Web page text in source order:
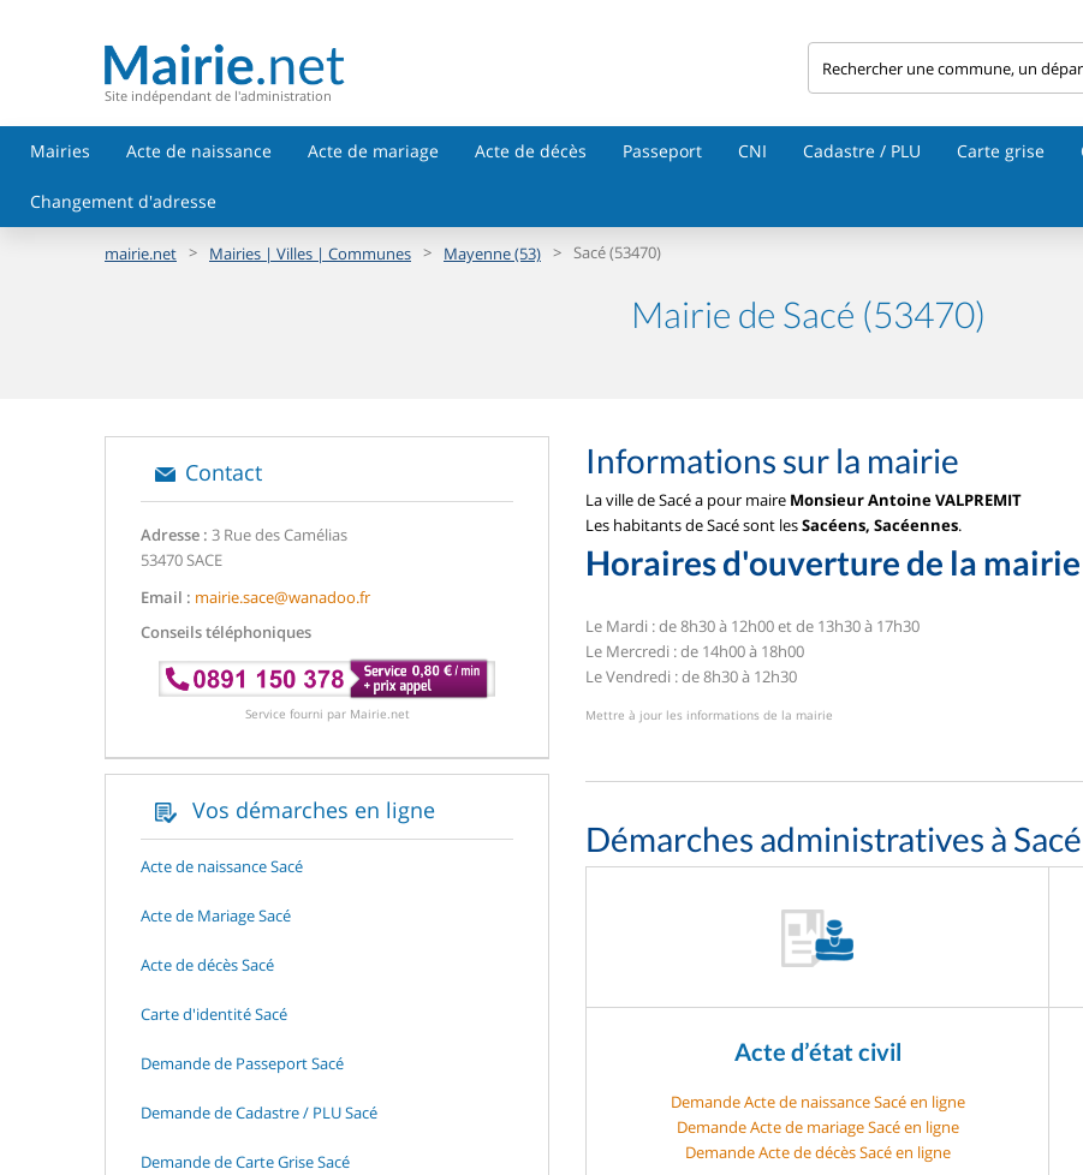
Site indépendant de l'administration
Mairies Acte de naissance Acte de mariage Acte de décès Passeport CNI Cadastre / PLU Carte grise
Changement d'adresse
mairie.net > Mairies | Villes | Communes > Mayenne (53) > Sacé (53470)
Mairie de Sacé (53470)
Contact
Adresse : 3 Rue des Camélias
53470 SACE
Email : mairie.sace@wanadoo.fr
Conseils téléphoniques
Service fourni par Mairie.net
Vos démarches en ligne
Acte de naissance Sacé
Acte de Mariage Sacé
Acte de décès Sacé
Carte d'identité Sacé
Demande de Passeport Sacé
Demande de Cadastre / PLU Sacé
Demande de Carte Grise Sacé
Informations sur la mairie
La ville de Sacé a pour maire Monsieur Antoine VALPREMIT
Les habitants de Sacé sont lesSacéens, Sacéennes.
Horaires d'ouverture de la mairie
Le Mardi : de 8h30 à 12h00 et de 13h30 à 17h30
Le Mercredi : de 14h00 à 18h00
Le Vendredi : de 8h30 à 12h30
Mettre à jour les informations de la mairie
Démarches administratives à Sacé
Acte d’état civil
Demande Acte de naissance Sacé en ligne
Demande Acte de mariage Sacé en ligne
Demande Acte de décès Sacé en ligne